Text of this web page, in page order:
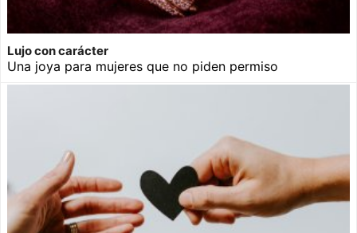
Lujo con carácter
Una joya para mujeres que no piden permiso